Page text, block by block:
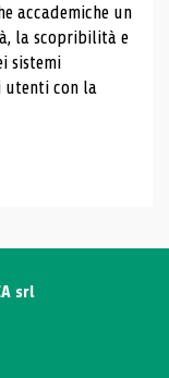
accademiche un
la scopribilità e
sistemi
utenti con la
srl